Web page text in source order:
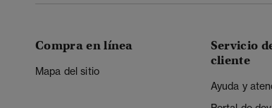
Compra en línea
Mapa del sitio
Servicio
cliente
Ayuda y